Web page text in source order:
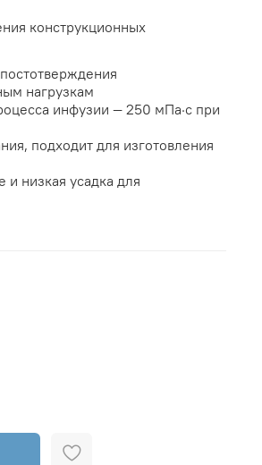
конструкционных
нагрузкам
инфузии — 250 мПа·с при
подходит для изготовления
низкая усадка для